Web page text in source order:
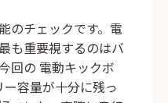
のチェックです。電
も重要視するのはバ
回の 電動キックボ
容量が十分に残っ